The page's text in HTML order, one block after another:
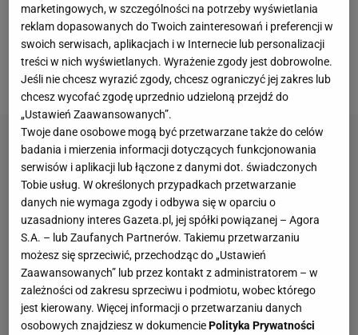
odsprzedał Jakub Błaszczykowski - poinformował
portal sport.tvp.pl. Część udziałów w klubie, którymi
dysponuje były reprezentant Polski, odkupił inny
współwłaściciel Wisły - Adam Łanoszka.
marketingowych, w szczególności na potrzeby wyświetlania
reklam dopasowanych do Twoich zainteresowań i preferencji w
swoich serwisach, aplikacjach i w Internecie lub personalizacji
treści w nich wyświetlanych. Wyrażenie zgody jest dobrowolne.
Jeśli nie chcesz wyrazić zgody, chcesz ograniczyć jej zakres lub
chcesz wycofać zgodę uprzednio udzieloną przejdź do
„Ustawień Zaawansowanych”.
Twoje dane osobowe mogą być przetwarzane także do celów
badania i mierzenia informacji dotyczących funkcjonowania
serwisów i aplikacji lub łączone z danymi dot. świadczonych
Tobie usług. W określonych przypadkach przetwarzanie
danych nie wymaga zgody i odbywa się w oparciu o
uzasadniony interes Gazeta.pl, jej spółki powiązanej – Agora
S.A. – lub Zaufanych Partnerów. Takiemu przetwarzaniu
możesz się sprzeciwić, przechodząc do „Ustawień
Zaawansowanych” lub przez kontakt z administratorem – w
zależności od zakresu sprzeciwu i podmiotu, wobec którego
jest kierowany. Więcej informacji o przetwarzaniu danych
osobowych znajdziesz w dokumenciePolityka Prywatności